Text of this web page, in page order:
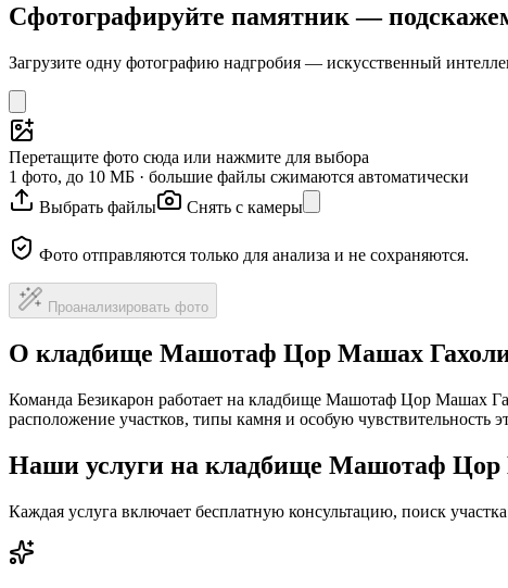
Сфотографируйте памятник —
Загрузите одну фотографию надгробия — искусственный
Перетащите фото сюда или нажмите для выбора
1 фото, до 10 МБ · большие файлы сжимаются автоматически
Выбрать файлы
Снять с камеры
Фото отправляются только для анализа и не сохраняются.
Проанализировать фото
О кладбище Машотаф Цор Машах
Команда Безикарон работает на кладбище Машотаф Цор Машах
расположение участков, типы камня и особую
Наши услуги на кладбище Машотаф
Каждая услуга включает бесплатную консультацию, поиск